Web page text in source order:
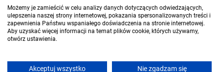
Możemy je zamieścić w celu analizy danych dotyczących odwiedzających,
ulepszenia naszej strony internetowej, pokazania spersonalizowanych treści i
zapewnienia Państwu wspaniałego doświadczenia na stronie internetowej.
Aby uzyskać więcej informacji na temat plików cookie, których używamy,
otwórz ustawienia.
Akceptuj wszystko Nie zgadzam się